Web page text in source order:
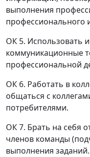
выполнения
профессионального
ОК 5. Использовать
коммуникационные
профессиональной
ОК 6. Работать в
общаться с
потребителями.
ОК 7. Брать на себя
членов команды
выполнения заданий.